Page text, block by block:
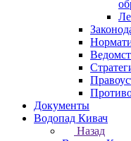
Документы
Водопад Кивач
Назад